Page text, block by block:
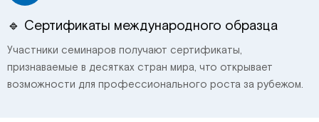
🔹 Сертификаты международного образца
Участники семинаров получают сертификаты,
признаваемые в десятках стран мира, что открывает
возможности для профессионального роста за рубежом.